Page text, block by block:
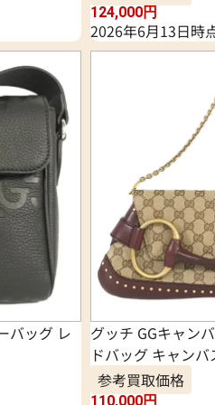
124,000円
2026年6月13日時
バッグ レ
グッチ GGキャン
ドバッグ キャン
参考買取価格
110,000円